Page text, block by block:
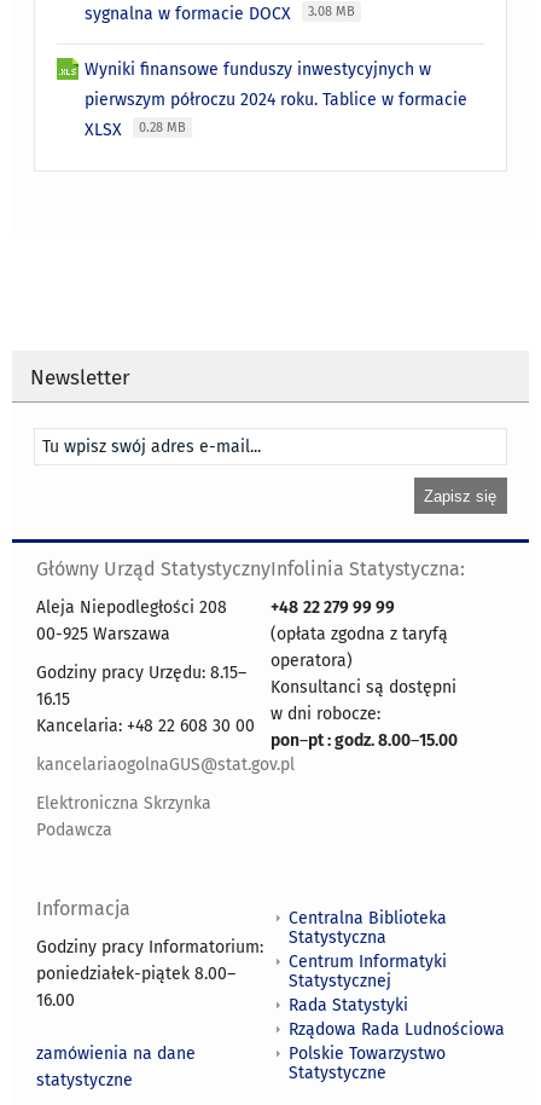
sygnalna w formacie DOCX
3.08 MB
Wyniki finansowe funduszy inwestycyjnych w
pierwszym półroczu 2024 roku. Tablice w formacie
XLSX
0.28 MB
Newsletter
Główny Urząd Statystyczny
Aleja Niepodległości 208
00-925 Warszawa
Godziny pracy Urzędu: 8.15–
16.15
Kancelaria: +48 22 608 30 00
kancelariaogolnaGUS@stat.gov.pl
Elektroniczna Skrzynka
Podawcza
Infolinia Statystyczna:
+48 22 279 99 99
(opłata zgodna z taryfą
operatora)
Konsultanci są dostępni
w dni robocze:
pon–pt : godz. 8.00–15.00
Informacja
Godziny pracy Informatorium:
poniedziałek-piątek 8.00–
16.00
zamówienia na dane
statystyczne
Centralna Biblioteka
Statystyczna
Centrum Informatyki
Statystycznej
Rada Statystyki
Rządowa Rada Ludnościowa
Polskie Towarzystwo
Statystyczne